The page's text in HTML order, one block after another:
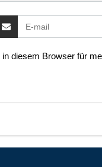
diesem Browser für